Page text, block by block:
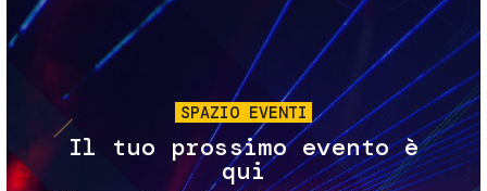
Immagine
SPAZIO EVENTI
Il tuo prossimo evento è
qui